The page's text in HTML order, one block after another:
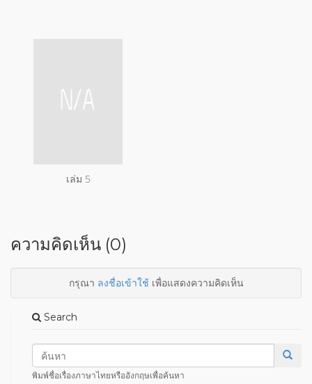
เล่ม 5
ความคิดเห็น (0)
กรุณา ลงชื่อเข้าใช้เพื่อแสดงความคิดเห็น
Search
พิมพ์ชื่อเรื่องภาษาไทยหรืออังกฤษเพื่อค้นหา